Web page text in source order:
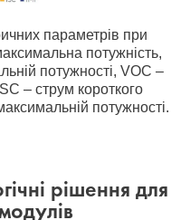
параметрів при
потужність,
потужності, VOC –
– струм короткого
потужності.
рішення для